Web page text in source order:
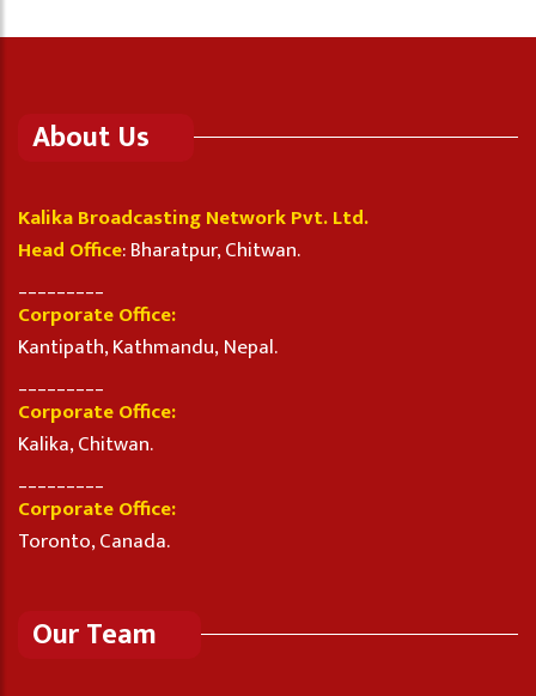
About Us
Kalika Broadcasting Network Pvt. Ltd.
Head Office: Bharatpur, Chitwan.
Corporate Office:
Kantipath, Kathmandu, Nepal.
Corporate Office:
Kalika, Chitwan.
Corporate Office:
Toronto, Canada.
Our Team